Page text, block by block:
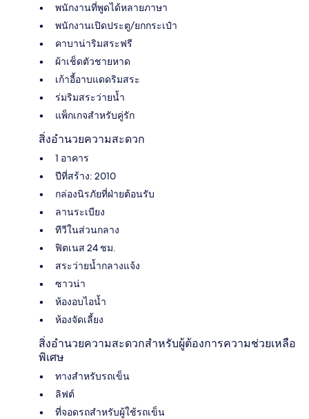
พนักงานที่พูดได้หลายภาษา
พนักงานเปิดประตู/ยกกระเป๋า
คาบาน่าริมสระฟรี
ผ้าเช็ดตัวชายหาด
เก้าอี้อาบแดดริมสระ
ร่มริมสระว่ายน้ำ
แพ็กเกจสำหรับคู่รัก
สิ่งอำนวยความสะดวก
1 อาคาร
ปีที่สร้าง: 2010
กล่องนิรภัยที่ฝ่ายต้อนรับ
ลานระเบียง
ทีวีในส่วนกลาง
ฟิตเนส 24 ชม.
สระว่ายน้ำกลางแจ้ง
ซาวน่า
ห้องอบไอน้ำ
ห้องจัดเลี้ยง
สิ่งอำนวยความสะดวกสำหรับผู้ต้องการความช่วยเหลือ
พิเศษ
ทางสำหรับรถเข็น
ลิฟต์
ที่จอดรถสำหรับผู้ใช้รถเข็น